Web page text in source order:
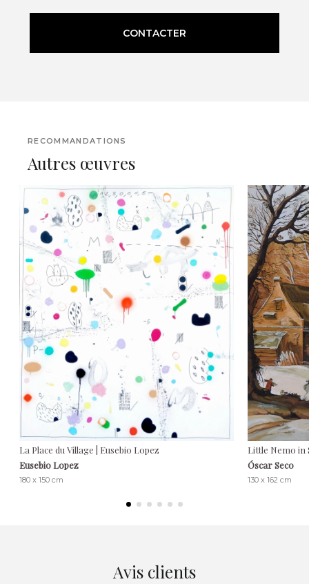
CONTACTER
RECOMMANDATIONS
Autres œuvres
La Place du Village | Eusebio Lopez
Eusebio Lopez
180 x 150 cm
Little Nemo in
Óscar Seco
130 x 162 cm
Avis clients